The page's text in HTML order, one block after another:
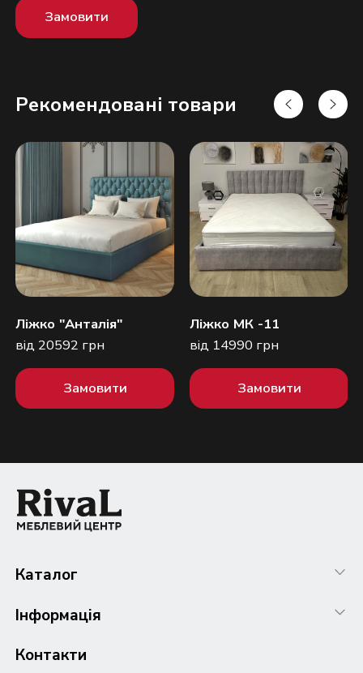
Замовити
Рекомендовані товари
Ліжко "Анталія"
від 20592 грн
Замовити
Ліжко МК -11
від 14990 грн
Замовити
Каталог
Інформація
Контакти
Надіслати